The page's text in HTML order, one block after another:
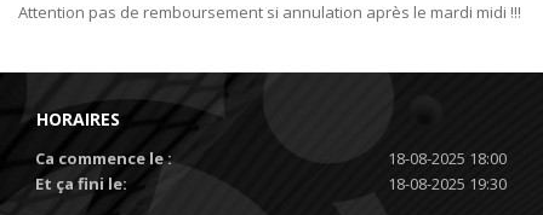
Attention pas de remboursement si annulation après le mardi midi !!!
HORAIRES
Ca commence le :
18-08-2025 18:00
Et ça fini le:
18-08-2025 19:30